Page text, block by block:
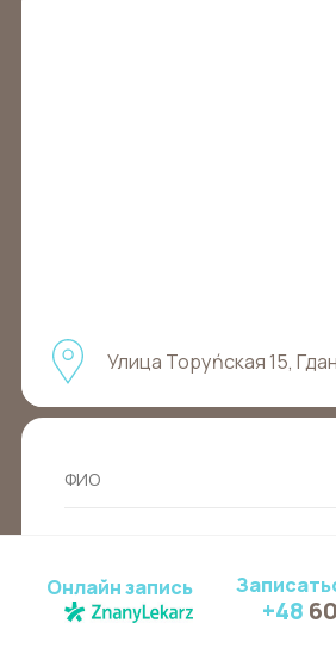
Онлайн запись
+48
Улица Торуńская 15,